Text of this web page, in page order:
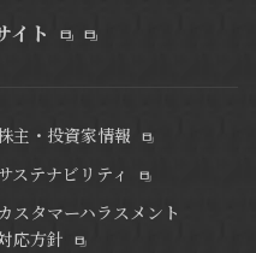
イト
主・投資家情報
ステナビリティ
カスタマーハラスメント
応方針